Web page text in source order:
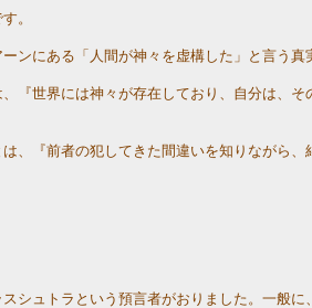
。
ンにある「人間が神々を虚構した」と言う
『世界には神々が存在しており、自分は、
、『前者の犯してきた間違いを知りながら
シュトラという預言者がおりました。一般